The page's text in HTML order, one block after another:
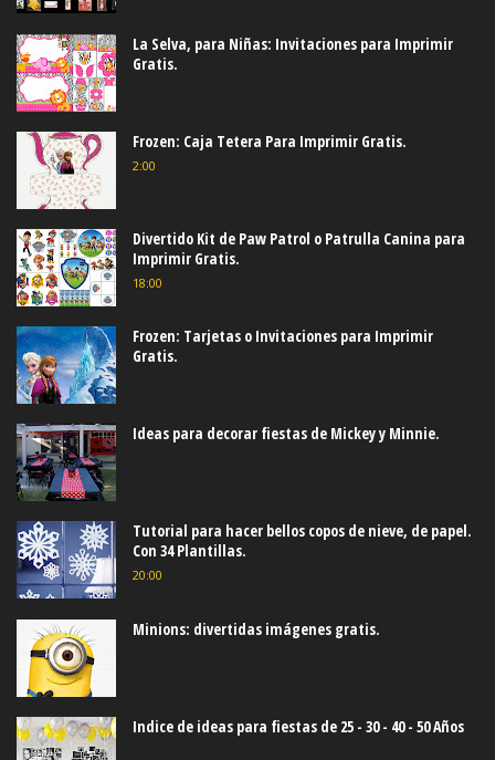
La Selva, para Niñas: Invitaciones para Imprimir
Gratis.
Frozen: Caja Tetera Para Imprimir Gratis.
2:00
Divertido Kit de Paw Patrol o Patrulla Canina para
Imprimir Gratis.
18:00
Frozen: Tarjetas o Invitaciones para Imprimir
Gratis.
Ideas para decorar fiestas de Mickey y Minnie.
Tutorial para hacer bellos copos de nieve, de papel.
Con 34 Plantillas.
20:00
Minions: divertidas imágenes gratis.
Indice de ideas para fiestas de 25 - 30 - 40 - 50 Años